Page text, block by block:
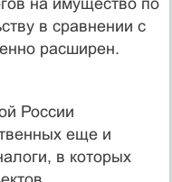
в сравнении с
расширен.
России
еще и
в которых